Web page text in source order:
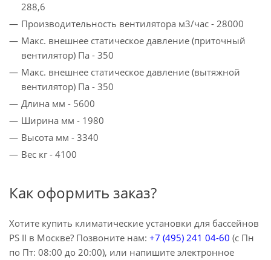
288,6
Производительность вентилятора м3/час - 28000
Макс. внешнее статическое давление (приточный
вентилятор) Па - 350
Макс. внешнее статическое давление (вытяжной
вентилятор) Па - 350
Длина мм - 5600
Ширина мм - 1980
Высота мм - 3340
Вес кг - 4100
Как оформить заказ?
Хотите купить климатические установки для бассейнов
PS II в Москве? Позвоните нам: +7 (495) 241 04-60 (с Пн
по Пт: 08:00 до 20:00), или напишите электронное